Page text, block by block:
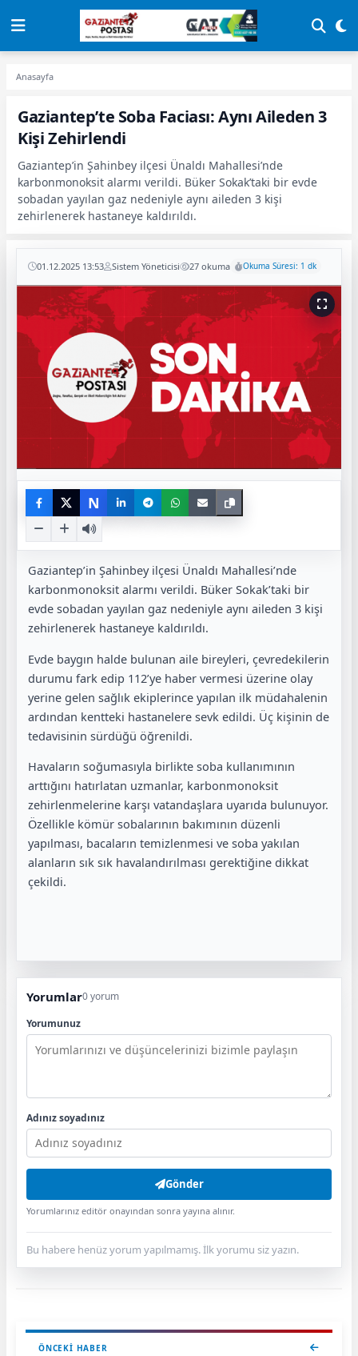
Anasayfa
Gaziantep’te Soba Faciası: Aynı Aileden 3
Kişi Zehirlendi
Gaziantep’in Şahinbey ilçesi Ünaldı Mahallesi’nde
karbonmonoksit alarmı verildi. Büker Sokak’taki bir evde
sobadan yayılan gaz nedeniyle aynı aileden 3 kişi
zehirlenerek hastaneye kaldırıldı.
01.12.2025 13:53 Sistem Yöneticisi 27 okuma Okuma Süresi: 1 dk
N
Gaziantep’in Şahinbey ilçesi Ünaldı Mahallesi’nde
karbonmonoksit alarmı verildi. Büker Sokak’taki bir
evde sobadan yayılan gaz nedeniyle aynı aileden 3 kişi
zehirlenerek hastaneye kaldırıldı.
Evde baygın halde bulunan aile bireyleri, çevredekilerin
durumu fark edip 112’ye haber vermesi üzerine olay
yerine gelen sağlık ekiplerince yapılan ilk müdahalenin
ardından kentteki hastanelere sevk edildi. Üç kişinin de
tedavisinin sürdüğü öğrenildi.
Havaların soğumasıyla birlikte soba kullanımının
arttığını hatırlatan uzmanlar, karbonmonoksit
zehirlenmelerine karşı vatandaşlara uyarıda bulunuyor.
Özellikle kömür sobalarının bakımının düzenli
yapılması, bacaların temizlenmesi ve soba yakılan
alanların sık sık havalandırılması gerektiğine dikkat
çekildi.
Yorumlar0 yorum
Yorumunuz
Adınız soyadınız
Gönder
Yorumlarınız editör onayından sonra yayına alınır.
Bu habere henüz yorum yapılmamış. İlk yorumu siz yazın.
ÖNCEKI HABER